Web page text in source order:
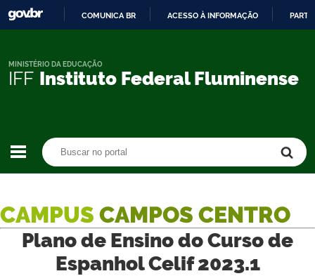
CONTEÚDO
COMUNICA BR ACESSO À INFORMAÇÃO
IFF Instituto Federal Fluminense
MINISTÉRIO DA EDUCAÇÃO
CAMPUS CAMPOS CENTRO
Plano de Ensino do Curso de
Espanhol Celif 2023.1